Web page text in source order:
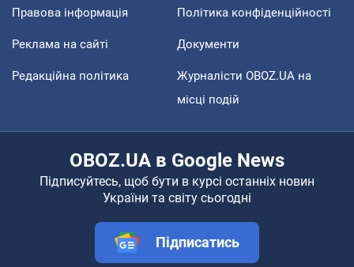
Правова інформація Політика конфіденційності
Реклама на сайті Документи
Редакційна політика
Журналісти OBOZ.UA на
місці подій
OBOZ.UA в Google News
Підписуйтесь, щоб бути в курсі останніх новин
України та світу сьогодні
Підписатись